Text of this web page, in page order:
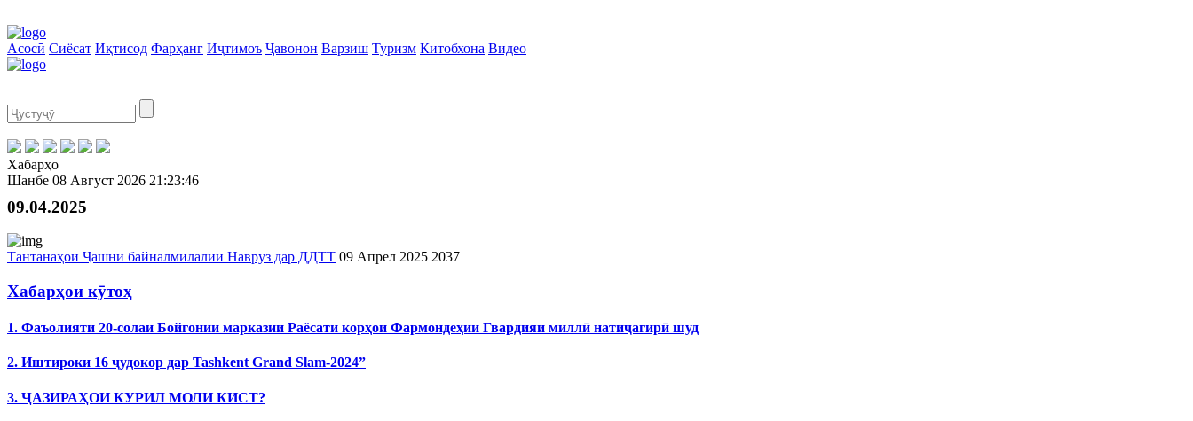
Асосӣ Сиёсат Иқтисод Фарҳанг Иҷтимоъ Ҷавонон Варзиш Туризм Китобхона Видео
Хабарҳо
Шанбе 08 Август 2026 21:23:46
09.04.2025
Тантанаҳои Ҷашни байналмилалии Наврӯз дар ДДТТ 09 Апрел 2025 2037
Хабарҳои кӯтоҳ
1. Фаъолияти 20-солаи Бойгонии марказии Раёсати корҳои Фармондеҳии Гвардияи миллӣ натиҷагирӣ шуд
2. Иштироки 16 ҷудокор дар Tashkent Grand Slam-2024”
3. ҶАЗИРАҲОИ КУРИЛ МОЛИ КИСТ?